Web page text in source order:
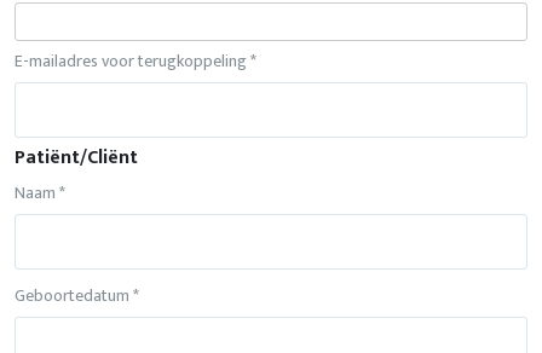
E-mailadres voor terugkoppeling *
Patiënt/Cliënt
Naam *
Geboortedatum *